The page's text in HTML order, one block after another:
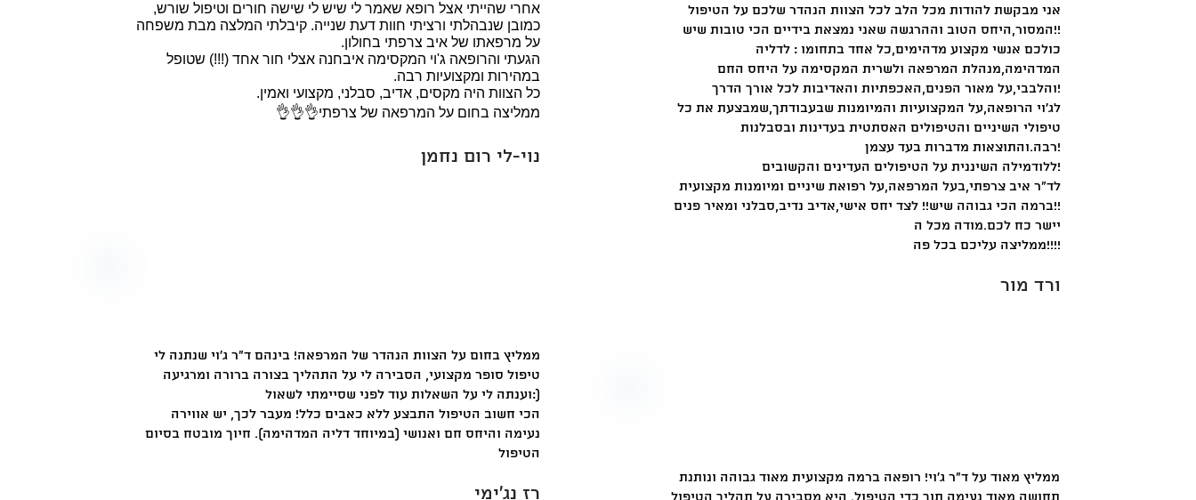
אחרי שהייתי אצל רופא שאמר לי שיש לי שישה חורים וטיפול שורש,
כמובן שנבהלתי ורציתי חוות דעת שנייה. קיבלתי המלצה מבת משפחה
על מרפאתו של איב צרפתי בחולון.
הגעתי והרופאה ג'וי המקסימה איבחנה אצלי חור אחד (!!!) שטופל
במהירות ומקצועיות רבה.
כל הצוות היה מקסים, אדיב, סבלני, מקצועי ואמין.
ממליצה בחום על המרפאה של צרפתי👌👌👌
נוי-לי רום נחמן
ממליץ בחום על הצוות הנהדר של המרפאה! בינהם ד"ר ג'וי שנתנה לי
טיפול סופר מקצועי, הסבירה לי על התהליך בצורה ברורה ומרגיעה
וענתה לי על השאלות עוד לפני שסיימתי לשאול:)
הכי חשוב הטיפול התבצע ללא כאבים כלל! מעבר לכך, יש אווירה
נעימה והיחס חם ואנושי (במיוחד דליה המדהימה). חיוך מובטח בסיום
הטיפול
רז נג'ימי
אני מבקשת להודות מכל הלב לכל הצוות הנהדר שלכם על הטיפול
המסור,היחס הטוב וההרגשה שאני נמצאת בידיים הכי טובות שיש!!
כולכם אנשי מקצוע מדהימים,כל אחד בתחומו : לדליה
המדהימה,מנהלת המרפאה ולשרית המקסימה על היחס החם
והלבבי,על מאור הפנים,האכפתיות והאדיבות לכל אורך הדרך!
לג'וי הרופאה,על המקצועיות והמיומנות שבעבודתך,שמבצעת את כל
טיפולי השיניים והטיפולים האסתטית בעדינות ובסבלנות
רבה.והתוצאות מדברות בעד עצמן!
ללודמילה השיננית על הטיפולים העדינים והקשובים!
לד"ר איב צרפתי,בעל המרפאה,על רפואת שיניים ומיומנות מקצועית
ברמה הכי גבוהה שיש!! לצד יחס אישי,אדיב נדיב,סבלני ומאיר פנים!!
יישר כח לכם.מודה מכל ה
ממליצה עליכם בכל פה!!!!
ורד מור
ממליץ מאוד על ד״ר ג׳וי! רופאה ברמה מקצועית מאוד גבוהה ונותנת